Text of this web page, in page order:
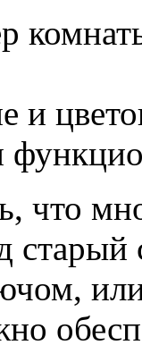
и
что
или